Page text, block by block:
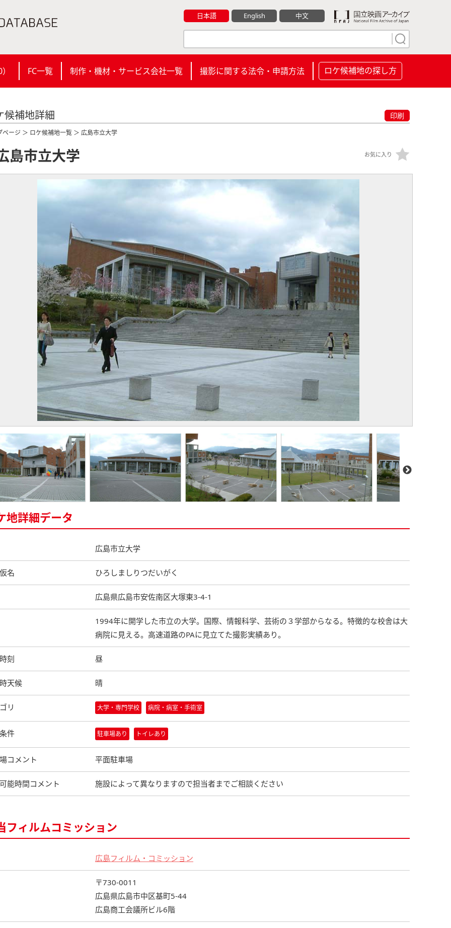
日本語 English 中文
） FC一覧 制作・機材・サービス会社一覧 撮影に関する法令・申請方法 ロケ候補地の探し方
候補地詳細 印刷
ページ ＞ ロケ候補地一覧 ＞ 広島市立大学
島市立大学 お気に入り
地詳細データ
広島市立大学
名 ひろしましりつだいがく
広島県広島市安佐南区大塚東3-4-1
1994年に開学した市立の大学。国際、情報科学、芸術の３学部からなる。特徴的な校舎は大
病院に見える。高速道路のPAに見立てた撮影実績あり。
刻 昼
天候 晴
リ 大学・専門学校 病院・病室・手術室
件 駐車場あり トイレあり
コメント 平面駐車場
能時間コメント 施設によって異なりますので担当者までご相談ください
フィルムコミッション
広島フィルム・コミッション
〒730-0011
広島県広島市中区基町5-44
広島商工会議所ビル6階